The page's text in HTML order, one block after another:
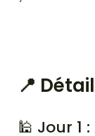
📍
🕌 Jour 1